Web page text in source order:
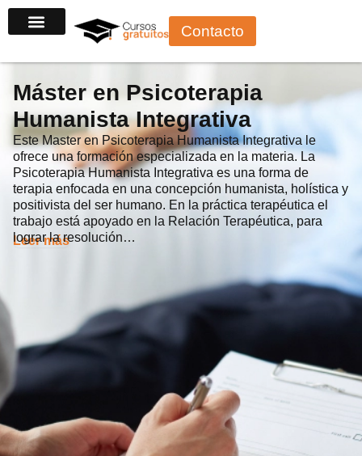
al
Contacto
Máster en Psicoterapia
Humanista Integrativa
Este Master en Psicoterapia Humanista Integrativa le
ofrece una formación especializada en la materia. La
Psicoterapia Humanista Integrativa es una forma de
terapia enfocada en una concepción humanista, holística y
positivista del ser humano. En la práctica terapéutica el
trabajo está apoyado en la Relación Terapéutica, para
lograr la resolución…
Leer más